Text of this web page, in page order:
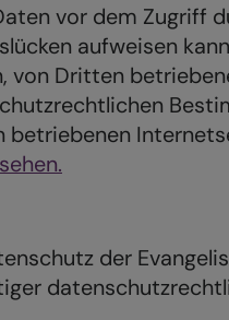
vor dem Zugriff
aufweisen
von Dritten
betriebenen
der